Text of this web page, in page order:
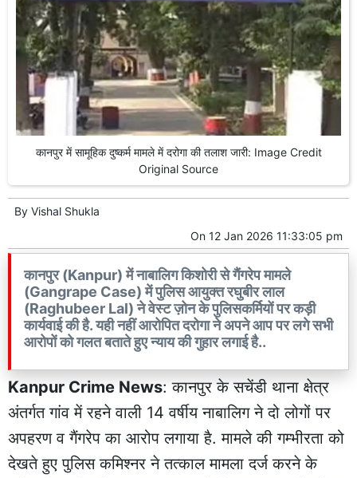
कानपुर में सामूहिक दुष्कर्म मामले में दरोगा की तलाश जारी: Image Credit
Original Source
By Vishal Shukla
On 12 Jan 2026 11:33:05 pm
कानपुर (Kanpur) में नाबालिग किशोरी से गैंगरेप मामले
(Gangrape Case) में पुलिस आयुक्त रघुबीर लाल
(Raghubeer Lal) ने वेस्ट ज़ोन के पुलिसकर्मियों पर कड़ी
कार्यवाई की है. यही नहीं आरोपित दरोगा ने अपने आप पर लगे सभी
आरोपों को गलत बताते हुए न्याय की गुहार लगाई है..
Kanpur Crime News: कानपुर के सचेंडी थाना क्षेत्र
अंतर्गत गांव में रहने वाली 14 वर्षीय नाबालिग ने दो लोगों पर
अपहरण व गैंगरेप का आरोप लगाया है. मामले की गम्भीरता को
देखते हुए पुलिस कमिश्नर ने तत्काल मामला दर्ज करने के